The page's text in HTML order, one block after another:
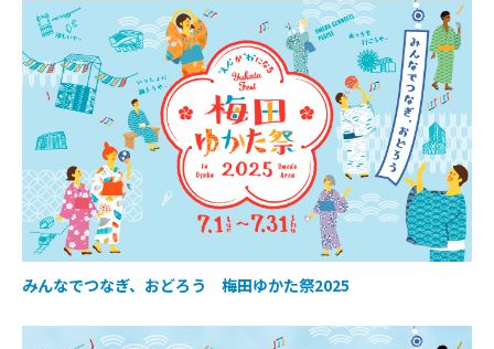
みんなでつなぎ、おどろう 梅田ゆかた祭2025